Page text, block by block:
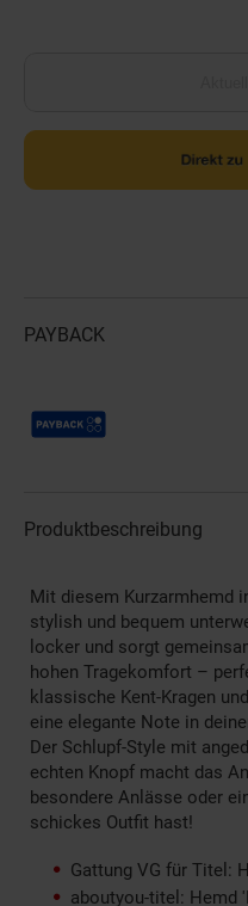
PAYBACK
Payback Punkte
Produktbeschreibung
Mit diesem Kurzarmhemd
stylish und bequem
locker und sorgt
hohen Tragekomfort –
klassische Kent-Kragen
eine elegante Note in
Der Schlupf-Style mit
echten Knopf macht das
besondere Anlässe oder
schickes Outfit hast!
Gattung VG für Titel:
aboutyou-titel: Hemd